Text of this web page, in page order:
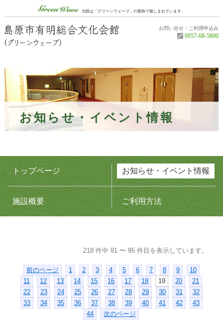
島原市有明
お問い合せ・ご利用申込み
0957-68-5800
当館は「グリーンウェーブ」の愛称で親しまれています。
お知らせ・イベント情報
トップページ お知らせ・イベント情報
施設概要 ご利用方法
218 件中 91 〜 95 件目を表示しています。
前のページ 1 2 3 4 5 6 7 8 9
10
11
12 13 14 15 16 17 18 19 20
21
22
23 24 25 26 27 28 29 30 31
32
33
34 35 36 37 38 39 40 41 42
43
44
次のページ